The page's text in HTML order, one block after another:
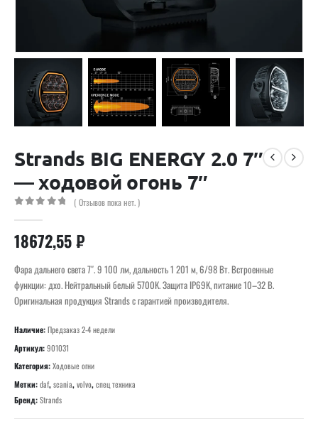
Strands BIG ENERGY 2.0 7″
— ходовой огонь 7″
( Отзывов пока нет. )
18672,55₽
Фара дальнего света 7″. 9 100 лм, дальность 1 201 м, 6/98 Вт. Встроенные
функции: дхо. Нейтральный белый 5700K. Защита IP69K, питание 10–32 В.
Оригинальная продукция Strands с гарантией производителя.
Наличие:Предзаказ 2-4 недели
Артикул:901031
Категория:Ходовые огни
Метки:daf,scania,volvo,спец техника
Бренд:Strands